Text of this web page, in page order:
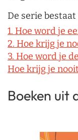
De serie
1. Hoe word je
2. Hoe krijg je
3. Hoe word je
Hoe krijg je
Boeken uit